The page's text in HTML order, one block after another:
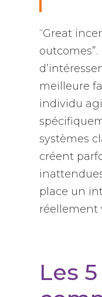
“Great
outcomes
meilleure
individu
systèmes
créent
place un
réellement
Les 5